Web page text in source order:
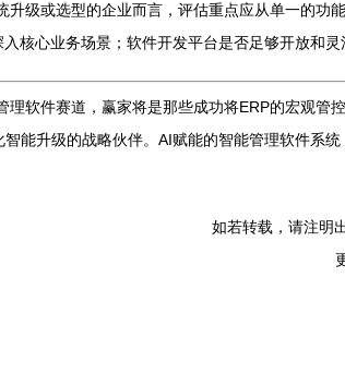
升级或选型的企业而言，评估重点应从单一的功
核心业务场景；软件开发平台是否足够开放和灵
理软件赛道，赢家将是那些成功将ERP的宏观
能升级的战略伙伴。AI赋能的智能管理软件系统
如若转载，请注明